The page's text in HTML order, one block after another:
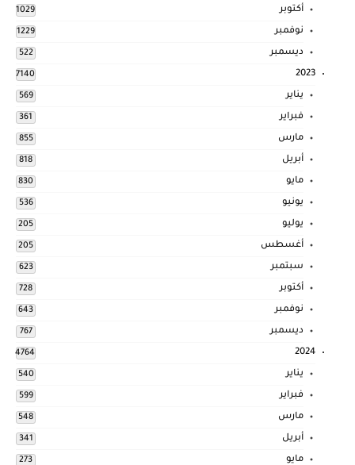
أكتوبر 1029
نوفمبر 1229
ديسمبر 522
2023
7140
يناير 569
فبراير 361
مارس 855
أبريل 818
مايو 830
يونيو 536
يوليو 205
أغسطس 205
سبتمبر 623
أكتوبر 728
نوفمبر 643
ديسمبر 767
2024
4764
يناير 540
فبراير 599
مارس 548
أبريل 341
مايو 273